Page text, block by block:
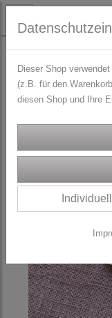
TRACHTENZUBEHÖR
Schürzenschließen
Dieser Shop
(z.B. für den
diesen Shop und Ihre